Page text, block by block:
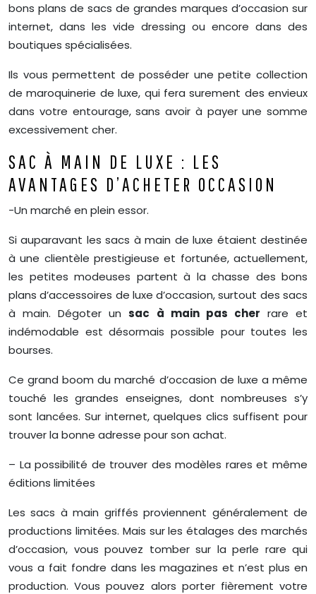
bons plans de sacs de grandes marques d’occasion sur
internet, dans les vide dressing ou encore dans des
boutiques spécialisées.
Ils vous permettent de posséder une petite collection
de maroquinerie de luxe, qui fera surement des envieux
dans votre entourage, sans avoir à payer une somme
excessivement cher.
SAC À MAIN DE LUXE : LES
AVANTAGES D’ACHETER OCCASION
-Un marché en plein essor.
Si auparavant les sacs à main de luxe étaient destinée
à une clientèle prestigieuse et fortunée, actuellement,
les petites modeuses partent à la chasse des bons
plans d’accessoires de luxe d’occasion, surtout des sacs
à main. Dégoter unsac à main pas cher rare et
indémodable est désormais possible pour toutes les
bourses.
Ce grand boom du marché d’occasion de luxe a même
touché les grandes enseignes, dont nombreuses s’y
sont lancées. Sur internet, quelques clics suffisent pour
trouver la bonne adresse pour son achat.
– La possibilité de trouver des modèles rares et même
éditions limitées
Les sacs à main griffés proviennent généralement de
productions limitées. Mais sur les étalages des marchés
d’occasion, vous pouvez tomber sur la perle rare qui
vous a fait fondre dans les magazines et n’est plus en
production. Vous pouvez alors porter fièrement votre